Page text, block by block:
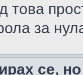
това
за
се,